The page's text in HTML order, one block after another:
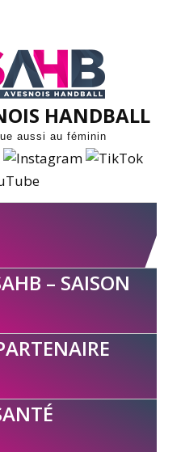
HANDBALL
aussi au féminin
– SAISON